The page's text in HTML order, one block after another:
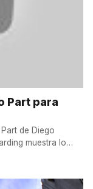
Part para
de Diego
muestra lo